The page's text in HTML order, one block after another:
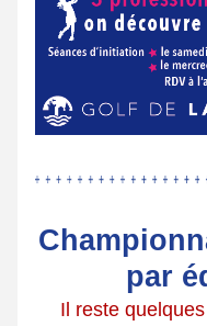
par
Il reste